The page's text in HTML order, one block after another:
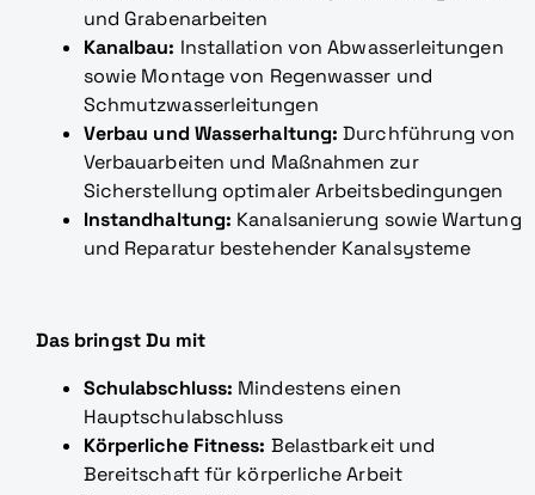
und Grabenarbeiten
Kanalbau: Installation von Abwasserleitungen
sowie Montage von Regenwasser und
Schmutzwasserleitungen
Verbau und Wasserhaltung: Durchführung von
Verbauarbeiten und Maßnahmen zur
Sicherstellung optimaler Arbeitsbedingungen
Instandhaltung: Kanalsanierung sowie Wartung
und Reparatur bestehender Kanalsysteme
Das bringst Du mit
Schulabschluss: Mindestens einen
Hauptschulabschluss
Körperliche Fitness: Belastbarkeit und
Bereitschaft für körperliche Arbeit